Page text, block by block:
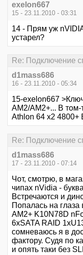
exelon667
15 - 23.11.2010 - 03:31
14 - Прям уж
устарел?
Re: Подключение
d1mass686
16 - 23.11.2010 - 05:34
15-exelon667
АМ2/AM2+... В том-
Athlon 64 x2 4800+
Re: Подключение
d1mass686
17 - 23.11.2010 - 07:14
Чот, смотрю, в
чипах nVidia -
Встречаются и
Попалась на
AM2+ K10N78D
6xSATA RAID
сомневаюсь я в
фактору. Судя по
и опять таки без